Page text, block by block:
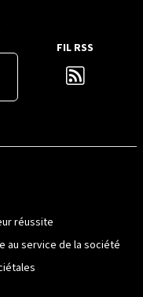
FIL RSS
réussite
au service de la société